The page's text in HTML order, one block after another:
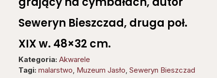
Seweryn Bieszczad, druga poł.
XIX w. 48×32 cm.
Kategoria: Akwarele
Tagi: malarstwo Muzeum Jasło Seweryn Bieszczad